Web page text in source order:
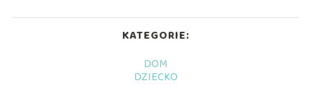
KATEGORIE:
DOM
DZIECKO